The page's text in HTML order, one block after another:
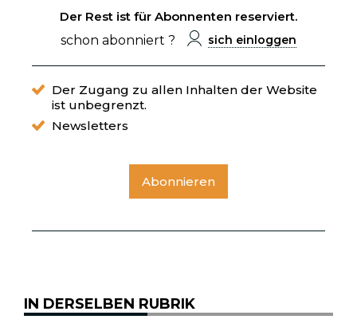
Der Rest ist für Abonnenten reserviert.
schon abonniert ?
sich einloggen
Der Zugang zu allen Inhalten der Website
ist unbegrenzt.
Newsletters
Abonnieren
IN DERSELBEN RUBRIK